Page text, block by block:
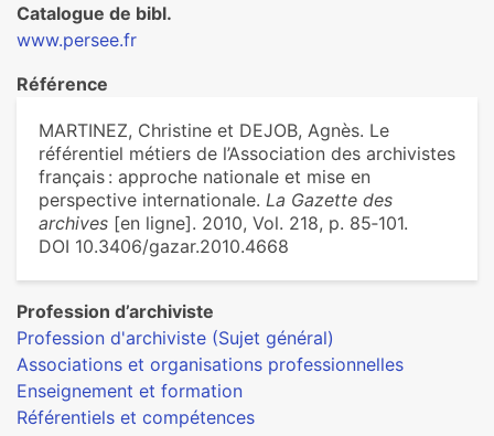
Catalogue de bibl.
www.persee.fr
Référence
MARTINEZ, Christine et DEJOB, Agnès. Le
référentiel métiers de l’Association des archivistes
français : approche nationale et mise en
perspective internationale. La Gazette des
archives [en ligne]. 2010, Vol. 218, p. 85‑101.
DOI 10.3406/gazar.2010.4668
Profession d’archiviste
Profession d'archiviste (Sujet général)
Associations et organisations professionnelles
Enseignement et formation
Référentiels et compétences